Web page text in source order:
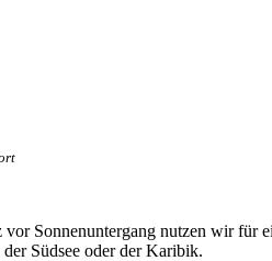
Sonnenuntergang nutzen wir für
Südsee oder der Karibik.